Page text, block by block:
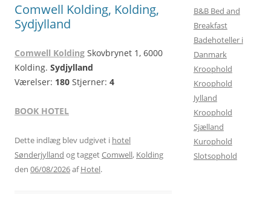
Comwell Kolding, Kolding,
Sydjylland
Comwell Kolding Skovbrynet 1, 6000
Kolding. Sydjylland
Værelser: 180 Stjerner: 4
BOOK HOTEL
Dette indlæg blev udgivet i hotel
Sønderjylland og taggetComwell, Kolding
den 06/08/2026afHotel.
B&B Bed and
Breakfast
Badehoteller i
Danmark
Kroophold
Kroophold
Jylland
Kroophold
Sjælland
Kurophold
Slotsophold